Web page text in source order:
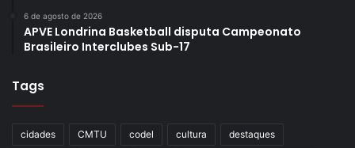
6 de agosto de 2026
APVE Londrina Basketball disputa Campeonato
Brasileiro Interclubes Sub-17
Tags
cidades CMTU codel cultura destaques